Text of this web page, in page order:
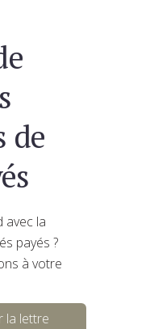
de
avec la
payés ?
à votre
la lettre